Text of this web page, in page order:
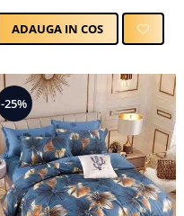
ADAUGA IN COS
-25%